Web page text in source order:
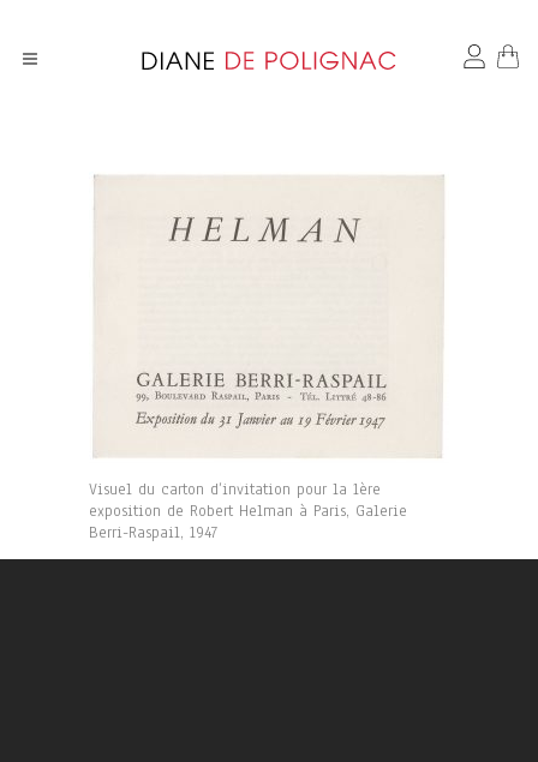
Visuel du carton d’invitation pour la 1ère
exposition de Robert Helman à Paris, Galerie
Berri-Raspail, 1947